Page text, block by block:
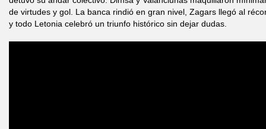
de virtudes y gol. La banca rindió en gran nivel, Zagars llegó al
y todo Letonia celebró un triunfo histórico sin dejar dudas.